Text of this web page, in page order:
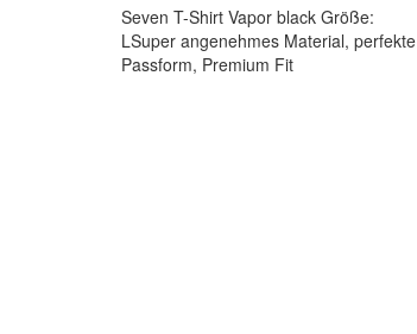
Seven T-Shirt Vapor black Größe:
LSuper angenehmes Material, perfekte
Passform, Premium Fit